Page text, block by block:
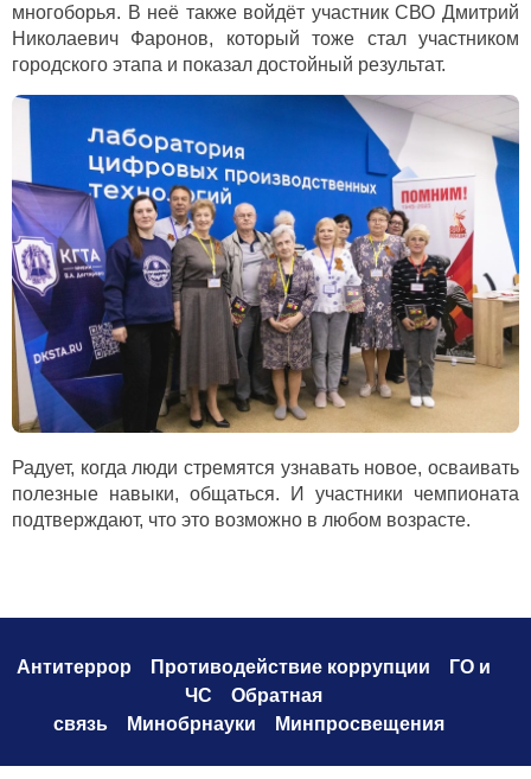
многоборья. В неё также войдёт участник СВО Дмитрий
Николаевич Фаронов, который тоже стал участником
городского этапа и показал достойный результат.
Радует, когда люди стремятся узнавать новое, осваивать
полезные навыки, общаться. И участники чемпионата
подтверждают, что это возможно в любом возрасте.
Антитеррор Противодействие коррупции
ГО и
ЧС
Обратная
связь
Минобрнауки Минпросвещения